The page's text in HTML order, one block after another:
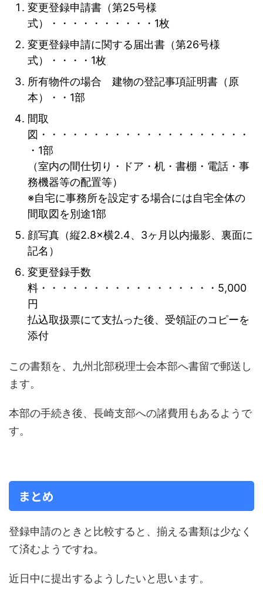
変更登録申請書（第25号様
式）・・・・・・・・・・1枚
変更登録申請に関する届出書（第26号様
式）・・・・1枚
所有物件の場合 建物の登記事項証明書（原
本）・・1部
間取
図・・・・・・・・・・・・・・・・・・・・
・1部
（室内の間仕切り・ドア・机・書棚・電話・事
務機器等の配置等）
※自宅に事務所を設定する場合には自宅全体の
間取図を別途1部
顔写真（縦2.8×横2.4、3ヶ月以内撮影、裏面に
記名）
変更登録手数
料・・・・・・・・・・・・・・・・・5,000
円
払込取扱票にて支払った後、受領証のコピーを
添付
この書類を、九州北部税理士会本部へ書留で郵送し
ます。
本部の手続き後、長崎支部への諸費用もあるようで
す。
まとめ
登録申請のときと比較すると、揃える書類は少なく
て済むようですね。
近日中に提出するようしたいと思います。